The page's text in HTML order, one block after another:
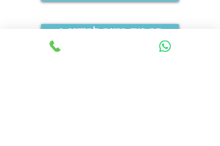
? מה את רוצה להשיג